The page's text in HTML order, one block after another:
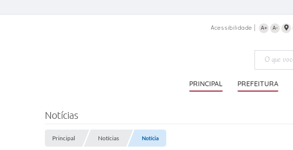
Acessibilidade A+ A-
PRINCIPAL PREFEITURA
Notícias
Principal Notícias Notícia